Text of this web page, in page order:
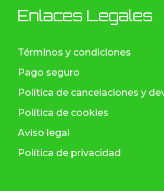
Enlaces Legales
Términos y condiciones
Pago seguro
Política de cancelaciones y
Política de cookies
Aviso legal
Política de privacidad